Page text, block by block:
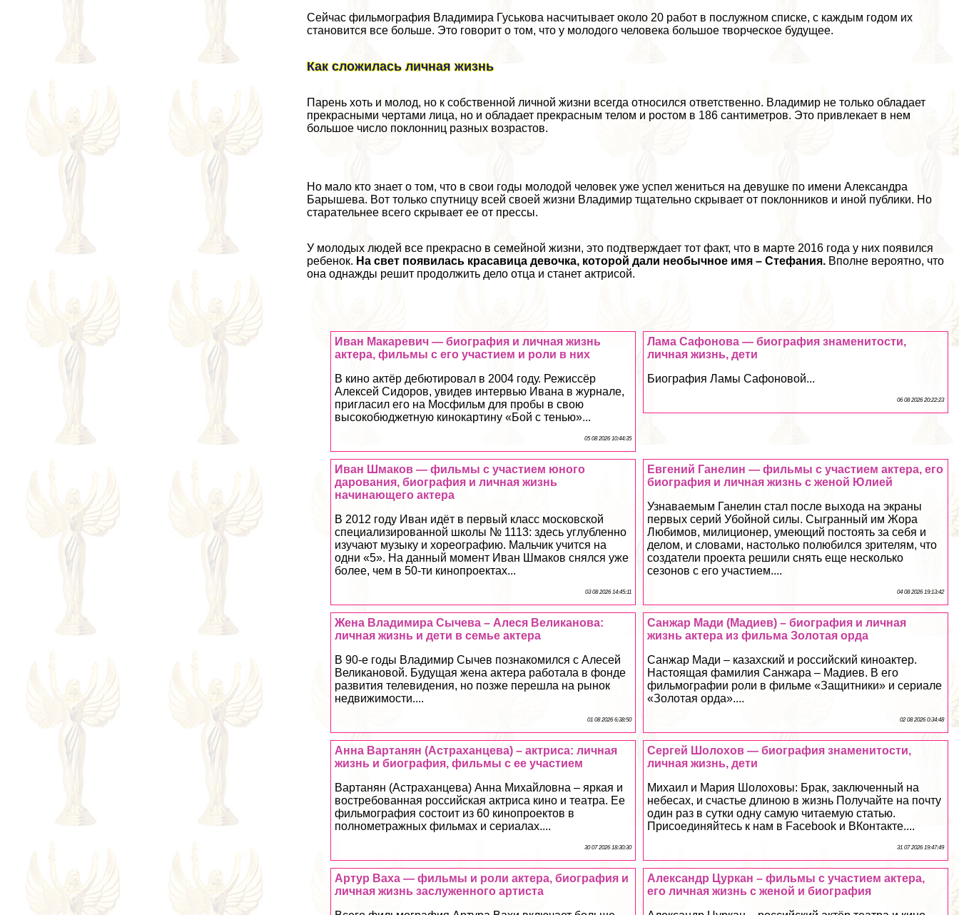
Сейчас фильмография Владимира Гуськова насчитывает около 20 работ в послужном списке, с каждым годом их
становится все больше. Это говорит о том, что у молодого человека большое творческое будущее.
Как сложилась личная жизнь
Парень хоть и молод, но к собственной личной жизни всегда относился ответственно. Владимир не только обладает
прекрасными чертами лица, но и обладает прекрасным телом и ростом в 186 сантиметров. Это привлекает в нем
большое число поклонниц разных возрастов.
Но мало кто знает о том, что в свои годы молодой человек уже успел жениться на дeвyшке по имени Александра
Барышева. Вот только спутницу всей своей жизни Владимир тщательно скрывает от поклонников и иной публики. Но
старательнее всего скрывает ее от прессы.
У молодых людей все прекрасно в семейной жизни, это подтверждает тот факт, что в марте 2016 года у них появился
ребенок. На свет появилась красавица дeвoчка, которой дали необычное имя – Стефания. Вполне вероятно, что
она однажды решит продолжить дело отца и станет актрисой.
Лама Сафонова — биография знаменитости,
личная жизнь, дети
Биография Ламы Сафоновой...
06 08 2026 20:22:23
Иван Макаревич — биография и личная жизнь
актера, фильмы с его участием и роли в них
В кино актёр дебютировал в 2004 году. Режиссёр
Алексей Сидоров, увидев интервью Ивана в журнале,
пригласил его на Мосфильм для пробы в свою
высокобюджетную кинокартину «Бой с тенью»...
05 08 2026 10:44:35
Евгений Ганелин — фильмы с участием актера, его
биография и личная жизнь с женой Юлией
Узнаваемым Ганелин стал после выхода на экраны
первых серий Убойной силы. Сыгранный им Жора
Любимов, милиционер, умеющий постоять за себя и
делом, и словами, настолько полюбился зрителям, что
создатели проекта решили снять еще несколько
сезонов с его участием....
04 08 2026 19:13:42
Иван Шмаков — фильмы с участием юного
дарования, биография и личная жизнь
начинающего актера
В 2012 году Иван идёт в первый класс московской
специализированной школы № 1113: здесь углубленно
изучают музыку и хореографию. Мальчик учится на
одни «5». На данный момент Иван Шмаков снялся уже
более, чем в 50-ти кинопроектах...
03 08 2026 14:45:11
Санжар Мади (Мадиев) – биография и личная
жизнь актера из фильма Золотая орда
Санжар Мади – казахский и российский киноактер.
Настоящая фамилия Санжара – Мадиев. В его
фильмографии роли в фильме «Защитники» и сериале
«Золотая орда»....
02 08 2026 0:34:48
Жена Владимира Сычева – Алеся Великанова:
личная жизнь и дети в семье актера
В 90-е годы Владимир Сычев познакомился с Алесей
Великановой. Будущая жена актера работала в фонде
развития телевидения, но позже перешла на рынок
недвижимости....
01 08 2026 6:38:50
Сергeй Шолохов — биография знаменитости,
личная жизнь, дети
Михаил и Мария Шолоховы: Бpaк, заключенный на
небесах, и счастье длиною в жизнь Получайте на почту
один раз в сутки одну самую читаемую статью.
Присоединяйтесь к нам в Facebook и ВКонтакте....
31 07 2026 19:47:49
Анна Вартанян (Астpaxaнцева) – актриса: личная
жизнь и биография, фильмы с ее участием
Вартанян (Астpaxaнцева) Анна Михайловна – яркая и
востребованная российская актриса кино и театра. Ее
фильмография состоит из 60 кинопроектов в
полнометражных фильмах и сериалах....
30 07 2026 18:30:30
Александр Цуркан – фильмы с участием актера,
его личная жизнь с женой и биография
Артур Ваха — фильмы и роли актера, биография и
личная жизнь заслуженного артиста